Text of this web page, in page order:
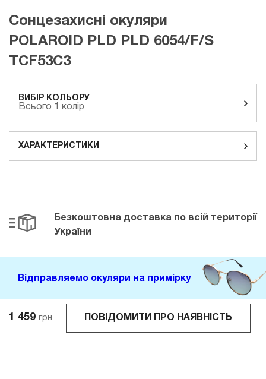
Сонцезахисні окуляри
POLAROID PLD PLD 6054/F/S
TCF53C3
ВИБІР КОЛЬОРУ
Всього 1 колір
ХАРАКТЕРИСТИКИ
1 459 грн ПОВІДОМИТИ ПРО НАЯВНІСТЬ
Безкоштовна доставка по всій території
України
Відправляемо окуляри на примірку